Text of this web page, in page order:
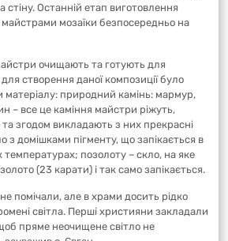
стіну. Останній етап виготовлення
мозаїки безпосередньо на
очищають та готують для
створення даної композиції було
матеріалу: природний камінь: мармур,
– все це каміння майстри ріжуть,
згодом викладають з них прекрасні
з домішками пігменту, що запікається в
позолоту – скло, на яке
(23 карати) і так само запікається.
помічали, але в храми досить рідко
світла. Перші християни закладали
пряме неочищене світло не